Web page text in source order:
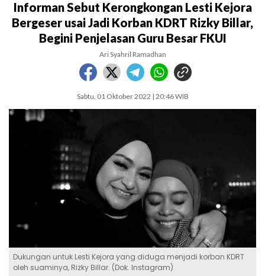
Informan Sebut Kerongkongan Lesti Kejora
Bergeser usai Jadi Korban KDRT Rizky Billar,
Begini Penjelasan Guru Besar FKUI
Ari Syahril Ramadhan
Sabtu, 01 Oktober 2022 | 20:46 WIB
Dukungan untuk Lesti Kejora yang diduga menjadi korban KDRT
oleh suaminya, Rizky Billar. (Dok. Instagram)